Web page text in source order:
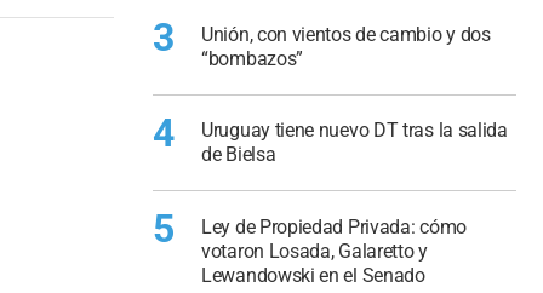
3
Unión, con vientos de cambio y dos
“bombazos”
4
Uruguay tiene nuevo DT tras la salida
de Bielsa
5
Ley de Propiedad Privada: cómo
votaron Losada, Galaretto y
Lewandowski en el Senado